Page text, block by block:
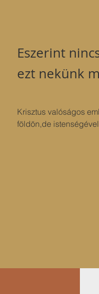
Eszerint
ezt nekünk
Krisztus valóságos
földön,de